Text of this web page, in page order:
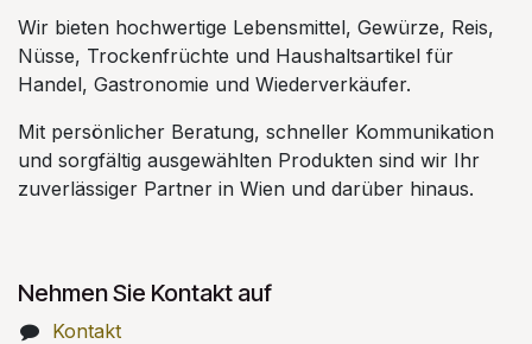
Wir bieten hochwertige Lebensmittel, Gewürze, Reis,
Nüsse, Trockenfrüchte und Haushaltsartikel für
Handel, Gastronomie und Wiederverkäufer.
Mit persönlicher Beratung, schneller Kommunikation
und sorgfältig ausgewählten Produkten sind wir Ihr
zuverlässiger Partner in Wien und darüber hinaus.
Nehmen Sie Kontakt auf
Kontakt